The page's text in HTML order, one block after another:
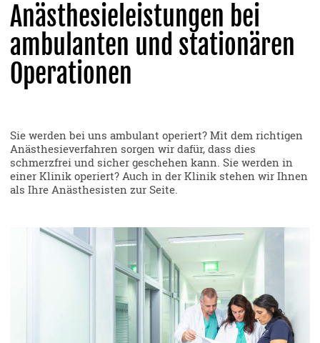
Anästhesieleistungen bei
ambulanten und stationären
Operationen
Sie werden bei uns ambulant operiert? Mit dem richtigen
Anästhesieverfahren sorgen wir dafür, dass dies
schmerzfrei und sicher geschehen kann. Sie werden in
einer Klinik operiert? Auch in der Klinik stehen wir Ihnen
als Ihre Anästhesisten zur Seite.